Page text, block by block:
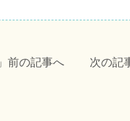
」前の記事へ 次の記